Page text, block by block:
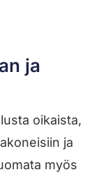
ja
oikaista,
ja
myös